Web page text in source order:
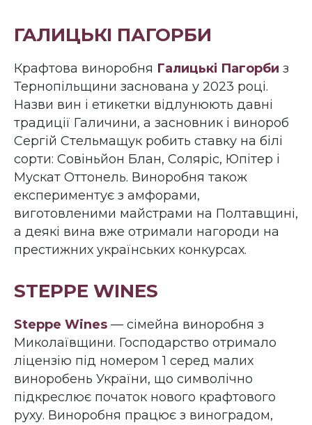
ГАЛИЦЬКІ ПАГОРБИ
Крафтова виноробня Галицькі Пагорби з
Тернопільщини заснована у 2023 році.
Назви вин і етикетки відлунюють давні
традиції Галичини, а засновник і винороб
Сергій Стельмащук робить ставку на білі
сорти: Совіньйон Блан, Соляріс, Юпітер і
Мускат Оттонель. Виноробня також
експериментує з амфорами,
виготовленими майстрами на Полтавщині,
а деякі вина вже отримали нагороди на
престижних українських конкурсах.
STEPPE WINES
Steppe Wines — сімейна виноробня з
Миколаївщини. Господарство отримало
ліцензію під номером 1 серед малих
виноробень України, що символічно
підкреслює початок нового крафтового
руху. Виноробня працює з виноградом,